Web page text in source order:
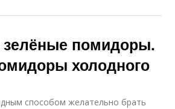
зелёные помидоры.
холодного
способом желательно брать